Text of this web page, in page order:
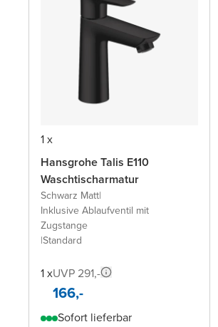
1 x
Hansgrohe Talis E110
Waschtischarmatur
Schwarz Matt|
Inklusive Ablaufventil mit
Zugstange
|Standard
1 xUVP 291,-
166,-
Sofort lieferbar